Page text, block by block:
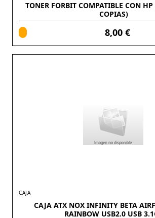
TONER FORBIT COMPATIBLE CON
COPIAS)
8,00 €
CAJA
CAJA ATX NOX INFINITY BETA
RAINBOW USB2.0 USB